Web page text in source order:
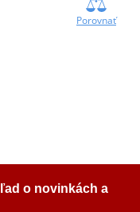
Porovnať
o novinkách a